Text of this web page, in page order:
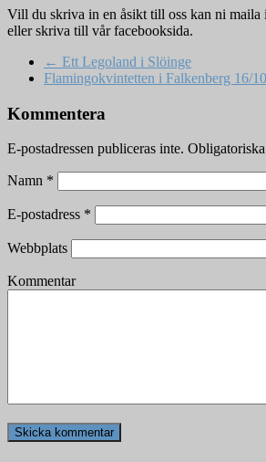
Vill du skriva in en åsikt till oss kan ni maila
eller skriva till vår facebooksida.
← Ett Legoland i Slöinge
Flamingokvintetten i Falkenberg 16/10
Kommentera
E-postadressen publiceras inte.
Namn *
E-postadress *
Webbplats
Kommentar